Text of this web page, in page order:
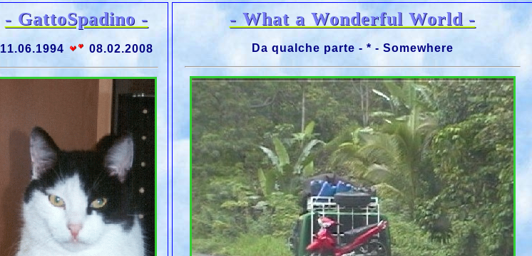
- GattoSpadino -
11.06.1994 08.02.2008
- What a Wonderful World -
Da qualche parte - * - Somewhere